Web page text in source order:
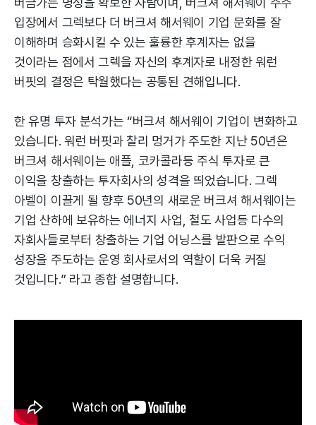
입장에서 그렉보다 더 버크셔 해서웨이 기업 문화를 잘
이해하며 승화시킬 수 있는 훌륭한 후계자는 없을
것이라는 점에서 그렉을 자신의 후계자로 내정한 워런
버핏의 결정은 탁월했다는 공통된 견해입니다.
한 유명 투자 분석가는 “버크셔 해서웨이 기업이 변화하고
있습니다. 워런 버핏과 찰리 멍거가 주도한 지난 50년은
버크셔 해서웨이는 애플, 코카콜라등 주식 투자로 큰
이익을 창출하는 투자회사의 성격을 띄었습니다. 그렉
아벨이 이끌게 될 향후 50년의 새로운 버크셔 해서웨이는
기업 산하에 보유하는 에너지 사업, 철도 사업등 다수의
자회사들로부터 창출하는 기업 어닝스를 발판으로 수익
성장을 주도하는 운영 회사로서의 역할이 더욱 커질
것입니다.” 라고 종합 설명합니다.